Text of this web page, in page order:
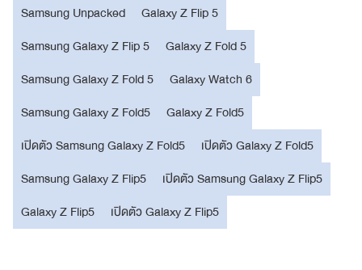
Samsung Unpacked
Galaxy Z Flip 5
Samsung Galaxy Z Flip 5
Galaxy Z Fold 5
Samsung Galaxy Z Fold 5
Galaxy Watch 6
Samsung Galaxy Z Fold5
Galaxy Z Fold5
เปิดตัว Samsung Galaxy Z Fold5
เปิดตัว Galaxy Z Fold5
Samsung Galaxy Z Flip5
เปิดตัว Samsung Galaxy Z Flip5
Galaxy Z Flip5
เปิดตัว Galaxy Z Flip5